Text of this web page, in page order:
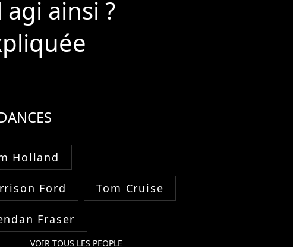
ainsi ?
Holland
Ford Tom Cruise
Fraser
VOIR TOUS LES PEOPLE